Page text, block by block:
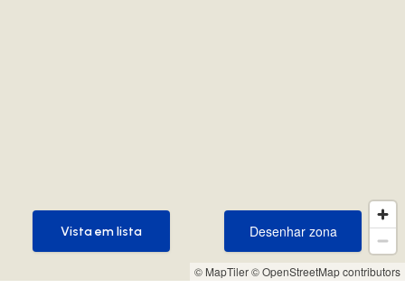
© MapTiler© OpenStreetMap contributors
Desenhar zona
Desenhar zona
Vista em lista
Vista em lista